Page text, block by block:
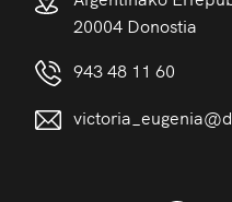
20004 Donostia
943 48 11 60